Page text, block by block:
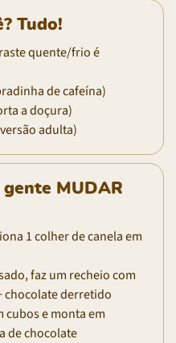
Tudo!
quente/frio é
de cafeína)
a doçura)
adulta)
gente MUDAR
1 colher de canela em
faz um recheio com
chocolate derretido
cubos e monta em
de chocolate